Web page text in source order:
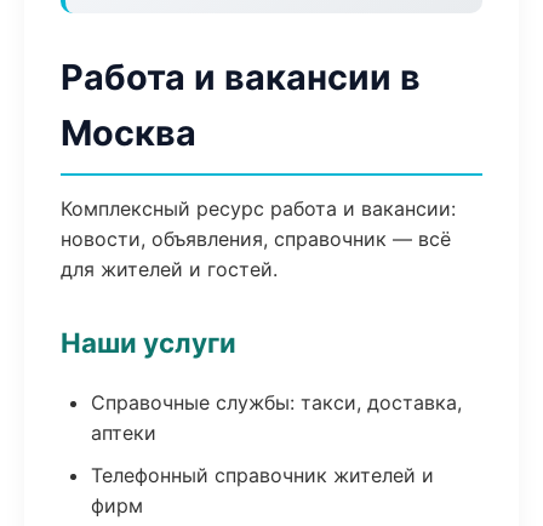
Работа и вакансии в
Москва
Комплексный ресурс работа и вакансии:
новости, объявления, справочник — всё
для жителей и гостей.
Наши услуги
Справочные службы: такси, доставка,
аптеки
Телефонный справочник жителей и
фирм